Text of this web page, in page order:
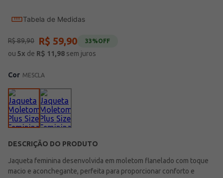
Tabela de Medidas
R$89,90 R$ 59,90 33%OFF
ou 5x de R$ 11,98 sem juros
Cor MESCLA
DESCRIÇÃO DO PRODUTO
Jaqueta feminina desenvolvida em moletom flanelado com toque
macio e aconchegante, perfeita para proporcionar conforto e